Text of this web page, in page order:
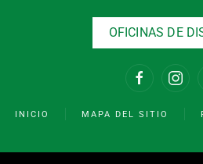
OFICINAS DE
INICIO MAPA DEL SITIO